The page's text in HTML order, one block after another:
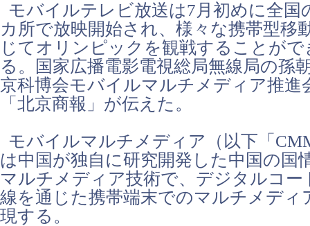
モバイルテレビ放送は7月初めに全国
カ所で放映開始され、様々な携帯型移
じてオリンピックを観戦することが
る。国家広播電影電視総局無線局の孫
京科博会モバイルマルチメディア推進
「北京商報」が伝えた。
モバイルマルチメディア（以下「
は中国が独自に研究開発した中国の国
マルチメディア技術で、デジタルコー
線を通じた携帯端末でのマルチメディ
現する。